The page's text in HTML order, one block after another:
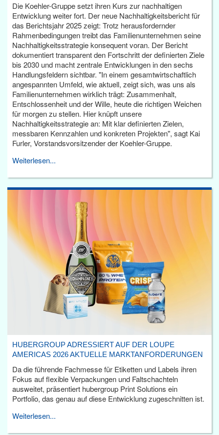
Die Koehler-Gruppe setzt ihren Kurs zur nachhaltigen
Entwicklung weiter fort. Der neue Nachhaltigkeitsbericht für
das Berichtsjahr 2025 zeigt: Trotz herausfordernder
Rahmenbedingungen treibt das Familienunternehmen seine
Nachhaltigkeitsstrategie konsequent voran. Der Bericht
dokumentiert transparent den Fortschritt der definierten Ziele
bis 2030 und macht zentrale Entwicklungen in den sechs
Handlungsfeldern sichtbar. "In einem gesamtwirtschaftlich
angespannten Umfeld, wie aktuell, zeigt sich, was uns als
Familienunternehmen wirklich trägt: Zusammenhalt,
Entschlossenheit und der Wille, heute die richtigen Weichen
für morgen zu stellen. Hier knüpft unsere
Nachhaltigkeitsstrategie an: Mit klar definierten Zielen,
messbaren Kennzahlen und konkreten Projekten", sagt Kai
Furler, Vorstandsvorsitzender der Koehler-Gruppe.
Weiterlesen...
HUBERGROUP ADRESSIERT AUF DER LOUPE
AMERICAS 2026 AKTUELLE MARKTANFORDERUNGEN
Da die führende Fachmesse für Etiketten und Labels ihren
Fokus auf flexible Verpackungen und Faltschachteln
ausweitet, präsentiert hubergroup Print Solutions ein
Portfolio, das genau auf diese Entwicklung zugeschnitten ist.
Weiterlesen...